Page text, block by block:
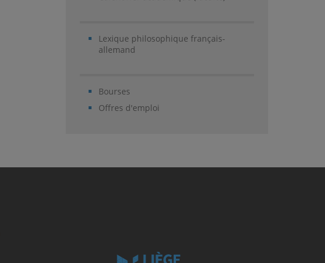
Lexique philosophique français-
allemand
Bourses
Offres d'emploi